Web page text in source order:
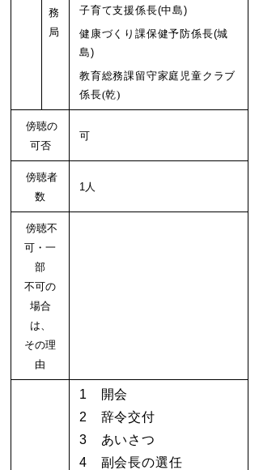
務
局
子育て支援係長(中島)
健康づくり課保健予防係長(城
島)
教育総務課留守家庭児童クラブ
係長(乾)
傍聴の
可否
可
傍聴者
数
1人
傍聴不
可・一
部
不可の
場合
は、
その理
由
1 開会
2 辞令交付
3 あいさつ
4 副会長の選任